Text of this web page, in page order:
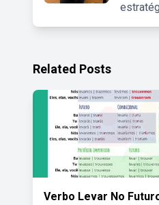
Related Posts
Verbo Levar No